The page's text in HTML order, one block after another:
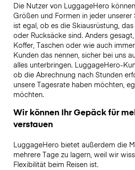
Die Nutzer von LuggageHero
Größen und Formen in jeder unserer
ist egal, ob es die Skiausrüstung,
oder Rucksäcke sind. Anders
Koffer, Taschen oder wie auch
Kunden das nennen, sicher bei uns
alles unterbringen. LuggageHero-
ob die Abrechnung nach Stunden
unsere Tagesrate haben möchten,
möchten.
Wir können Ihr Gepäck für
verstauen
LuggageHero bietet außerdem die
mehrere Tage zu lagern, weil wir
Flexibilität beim Reisen ist.